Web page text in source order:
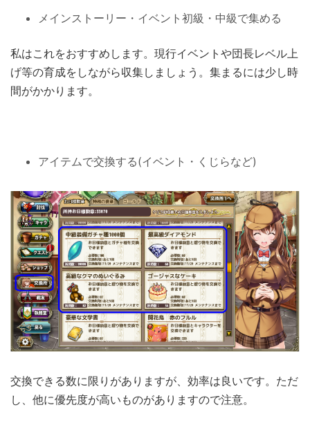
メインストーリー・イベント初級・中級で集める
私はこれをおすすめします。現行イベントや団長レベル上
げ等の育成をしながら収集しましょう。集まるには少し時
間がかかります。
アイテムで交換する(イベント・くじらなど)
交換できる数に限りがありますが、効率は良いです。ただ
し、他に優先度が高いものがありますので注意。